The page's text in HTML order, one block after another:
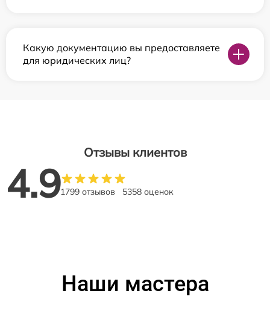
Какую документацию вы предоставляете
для юридических лиц?
Отзывы клиентов
4.91799 отзывов 5358 оценок
Наши мастера